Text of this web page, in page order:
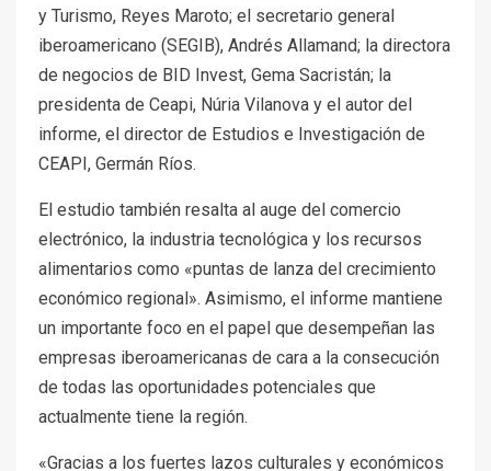
y Turismo, Reyes Maroto; el secretario general
iberoamericano (SEGIB), Andrés Allamand; la directora
de negocios de BID Invest, Gema Sacristán; la
presidenta de Ceapi, Núria Vilanova y el autor del
informe, el director de Estudios e Investigación de
CEAPI, Germán Ríos.
El estudio también resalta al auge del comercio
electrónico, la industria tecnológica y los recursos
alimentarios como «puntas de lanza del crecimiento
económico regional». Asimismo, el informe mantiene
un importante foco en el papel que desempeñan las
empresas iberoamericanas de cara a la consecución
de todas las oportunidades potenciales que
actualmente tiene la región.
«Gracias a los fuertes lazos culturales y económicos